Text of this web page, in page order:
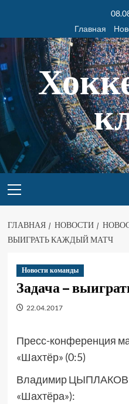
Главная
ГЛАВНАЯ НОВОСТИ
ВЫИГРАТЬ КАЖДЫЙ МАТЧ
Новости команды
Задача –
22.04.2017
Пресс-конференция
«Шахтёр» (0:5)
Владимир ЦЫПЛАКОВ
«Шахтёра»):